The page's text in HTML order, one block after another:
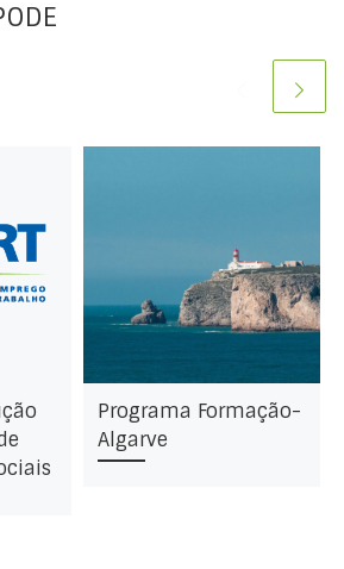
Programa Formação-
Algarve